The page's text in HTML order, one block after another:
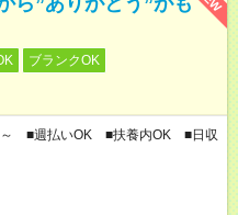
ブランクOK
～ ■週払いOK ■扶養内OK ■日収